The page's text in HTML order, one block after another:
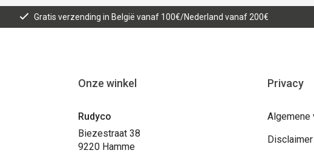
Gratis verzending in België vanaf 100€/Nederland vanaf 200€
Onze winkel
Rudyco
Biezestraat 38
9220 Hamme
Privacy
Algemene
Disclaimer